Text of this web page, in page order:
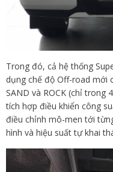
Trong đó, cả hệ thống
dụng chế độ Off-road mới
SAND và ROCK (chỉ trong
tích hợp điều khiển công
điều chỉnh mô-men tới
hình và hiệu suất tự khai